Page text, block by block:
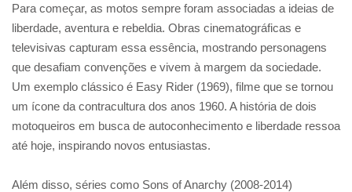
Para começar, as motos sempre foram associadas a ideias de
liberdade, aventura e rebeldia. Obras cinematográficas e
televisivas capturam essa essência, mostrando personagens
que desafiam convenções e vivem à margem da sociedade.
Um exemplo clássico é Easy Rider (1969), filme que se tornou
um ícone da contracultura dos anos 1960. A história de dois
motoqueiros em busca de autoconhecimento e liberdade ressoa
até hoje, inspirando novos entusiastas.
Além disso, séries como Sons of Anarchy (2008-2014)